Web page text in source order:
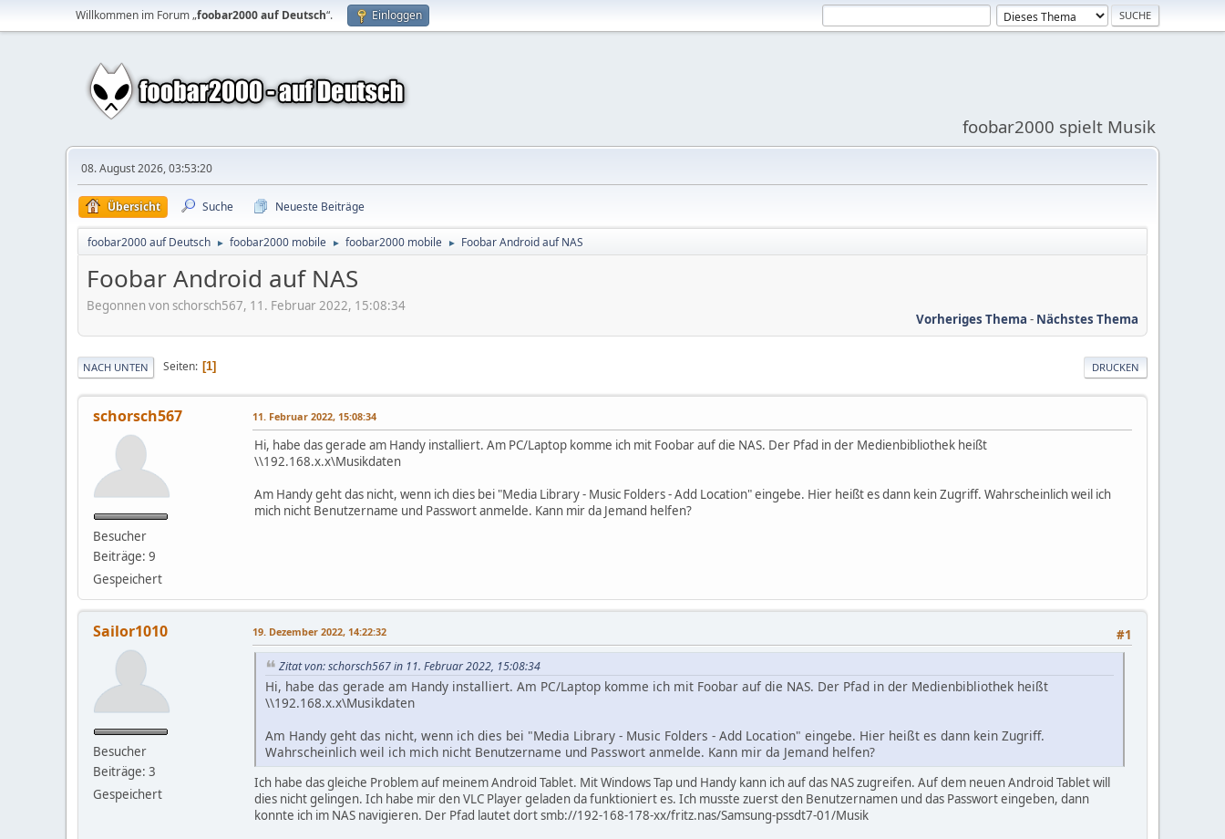
Willkommen im Forum „foobar2000 auf Deutsch“. Einloggen
foobar2000 spielt Musik
08. August 2026, 03:53:20
Übersicht Suche Neueste Beiträge
foobar2000 auf Deutsch ► foobar2000 mobile ► foobar2000 mobile ► Foobar Android auf NAS
Foobar Android auf NAS
Begonnen von schorsch567, 11. Februar 2022, 15:08:34
Vorheriges Thema - Nächstes Thema
DRUCKEN
NACH UNTEN Seiten 1
schorsch567
Besucher
Beiträge: 9
Gespeichert
11. Februar 2022, 15:08:34
Hi, habe das gerade am Handy installiert. Am PC/Laptop komme ich mit Foobar auf die NAS. Der Pfad in der Medienbibliothek heißt
\\192.168.x.x\Musikdaten
Am Handy geht das nicht, wenn ich dies bei "Media Library - Music Folders - Add Location" eingebe. Hier heißt es dann kein Zugriff. Wahrscheinlich weil ich
mich nicht Benutzername und Passwort anmelde. Kann mir da Jemand helfen?
Sailor1010
Besucher
Beiträge: 3
Gespeichert
#1
19. Dezember 2022, 14:22:32
Zitat von: schorsch567 in 11. Februar 2022, 15:08:34
Hi, habe das gerade am Handy installiert. Am PC/Laptop komme ich mit Foobar auf die NAS. Der Pfad in der Medienbibliothek heißt
\\192.168.x.x\Musikdaten
Am Handy geht das nicht, wenn ich dies bei "Media Library - Music Folders - Add Location" eingebe. Hier heißt es dann kein Zugriff.
Wahrscheinlich weil ich mich nicht Benutzername und Passwort anmelde. Kann mir da Jemand helfen?
Ich habe das gleiche Problem auf meinem Android Tablet. Mit Windows Tap und Handy kann ich auf das NAS zugreifen. Auf dem neuen Android Tablet will
dies nicht gelingen. Ich habe mir den VLC Player geladen da funktioniert es. Ich musste zuerst den Benutzernamen und das Passwort eingeben, dann
konnte ich im NAS navigieren. Der Pfad lautet dort smb://192-168-178-xx/fritz.nas/Samsung-pssdt7-01/Musik